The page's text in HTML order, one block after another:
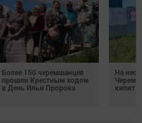
Более 150 черемшанцев
прошли Крестным ходом
в День Ильи Пророка
На
кипит